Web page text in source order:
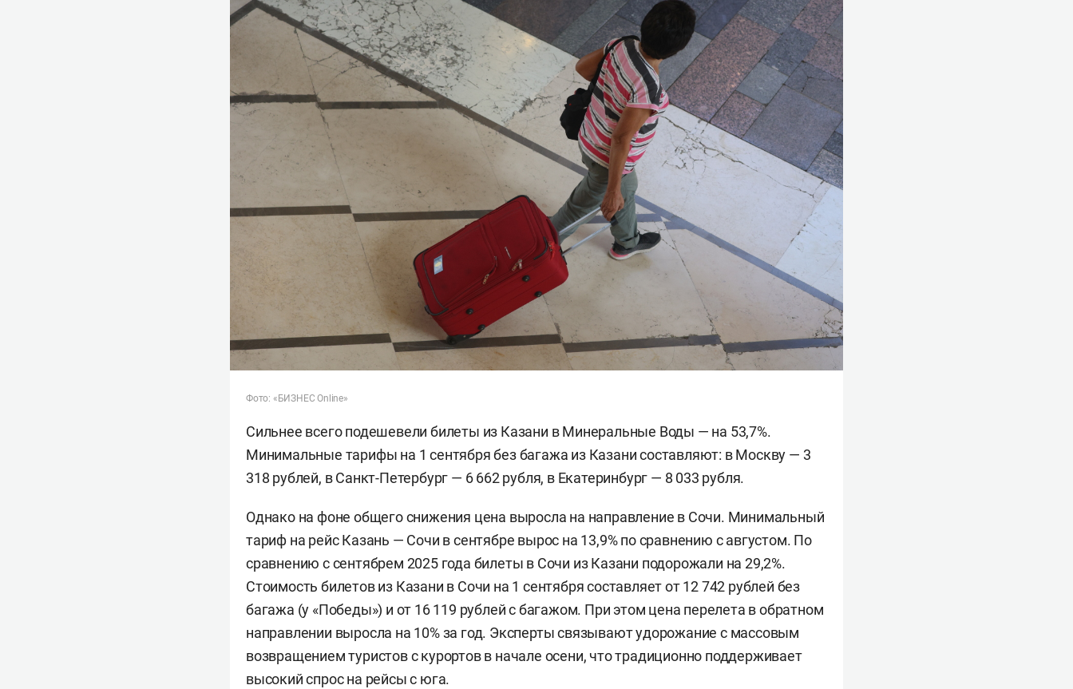
Фото: «БИЗНЕС Online»
Сильнее всего подешевели билеты из Казани в Минеральные Воды — на 53,7%.
Минимальные тарифы на 1 сентября без багажа из Казани составляют: в Москву — 3
318 рублей, в Санкт-Петербург — 6 662 рубля, в Екатеринбург — 8 033 рубля.
Однако на фоне общего снижения цена выросла на направление в Сочи. Минимальный
тариф на рейс Казань — Сочи в сентябре вырос на 13,9% по сравнению с августом. По
сравнению с сентябрем 2025 года билеты в Сочи из Казани подорожали на 29,2%.
Стоимость билетов из Казани в Сочи на 1 сентября составляет от 12 742 рублей без
багажа (у «Победы») и от 16 119 рублей с багажом. При этом цена перелета в обратном
направлении выросла на 10% за год. Эксперты связывают удорожание с массовым
возвращением туристов с курортов в начале осени, что традиционно поддерживает
высокий спрос на рейсы с юга.